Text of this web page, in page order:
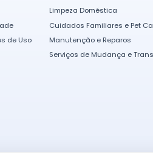
de Uso
Limpeza Doméstica
Cuidados Familiares e Pet
Manutenção e Reparos
Serviços de Mudança e